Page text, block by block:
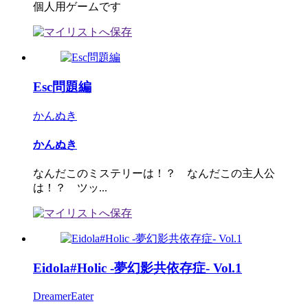
個人用ゲームです
Esc問題編
かんぬき
かんぬき
なんだこのミステリーは！？ なんだこの主人公
は！？ ツッ...
Eidola#Holic -夢幻影共依存症- Vol.1
DreamerEater